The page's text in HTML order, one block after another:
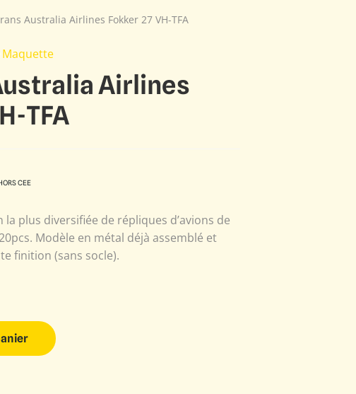
Australia Airlines Fokker 27 VH-TFA
Maquette
Airlines
TFA
CEE
la plus diversifiée de répliques d’avions de
Modèle en métal déjà assemblé et
finition (sans socle).